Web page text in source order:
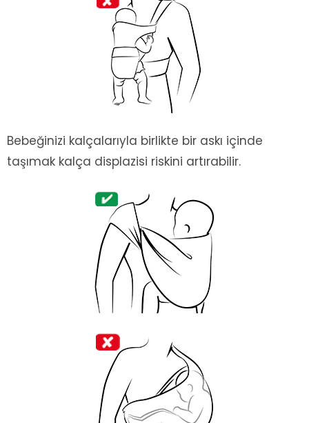
Bebeğinizi kalçalarıyla birlikte bir askı içinde
taşımak kalça displazisi riskini artırabilir.